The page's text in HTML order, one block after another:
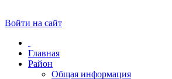
Войти на сайт
Главная
Район
Общая информация